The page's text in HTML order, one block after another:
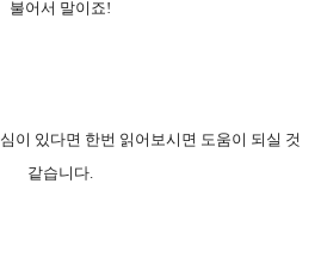
불어서 말이죠!
이 있다면 한번 읽어보시면 도움이 되실 것
같습니다.